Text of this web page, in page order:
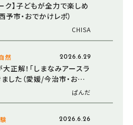
ク】子どもが全力で楽しめ
予市・おでかけレポ）
CHISA
然 2026.6.29
大正解！「しまなみアースラ
ました（愛媛/今治市・おで
ぱんだ
2026.6.26